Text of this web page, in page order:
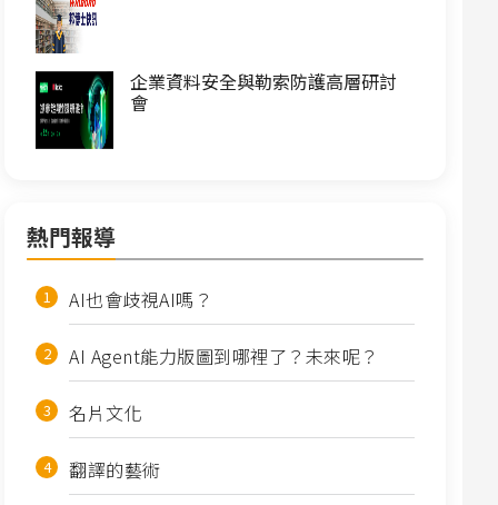
企業資料安全與勒索防護高層研討
會
熱門報導
AI也會歧視AI嗎？
AI Agent能力版圖到哪裡了？未來呢？
名片文化
翻譯的藝術